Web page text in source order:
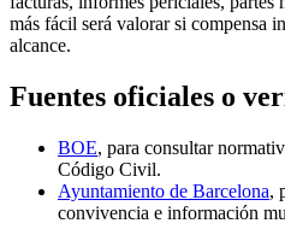
más fácil será valorar si compensa
alcance.
Fuentes oficiales o
BOE, para consultar
Código Civil.
Ayuntamiento de Barcelona,
convivencia e información